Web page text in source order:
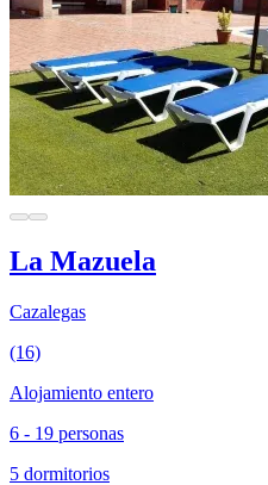
La Mazuela
Cazalegas
(16)
Alojamiento entero
6 - 19 personas
5 dormitorios